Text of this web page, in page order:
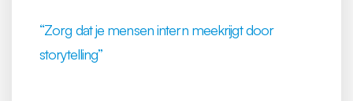
“Zorg dat je mensen intern meekrijgt door
storytelling”